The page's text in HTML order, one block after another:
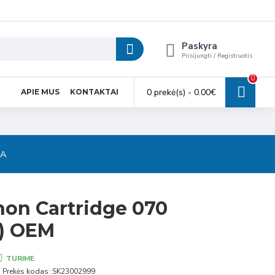
Paskyra
Prisijungti / Registruotis
APIE MUS KONTAKTAI 0 prekė(s) - 0.00€
0
Cartridge 070
OEM
TURIME
Prekės kodas: SK23002999